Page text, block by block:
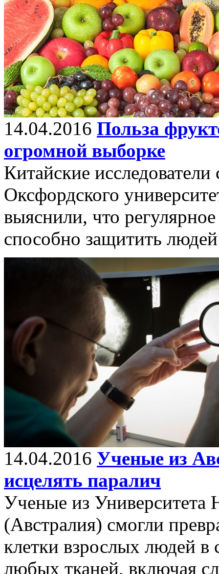
14.04.2016 Польза
огромной выборке
Китайские
Оксфордского
выяснили, что
способно защитить
14.04.2016 Ученые из
исцелять паралич
Ученые из
(Австралия) смогли
клетки взрослых людей в
любых тканей, включая